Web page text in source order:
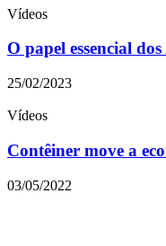
Vídeos
O papel essencial
25/02/2023
Vídeos
Contêiner move a
03/05/2022